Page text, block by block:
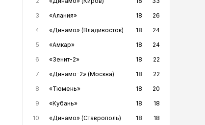
3
«Алания» 18
26
4
«Динамо» (Владивосток) 18
24
5
«Амкар» 18
24
6
«Зенит-2» 18
22
7
«Динамо-2» (Москва) 18
22
8
«Тюмень» 18
20
9
«Кубань» 18
18
10
«Динамо» (Ставрополь) 18 18